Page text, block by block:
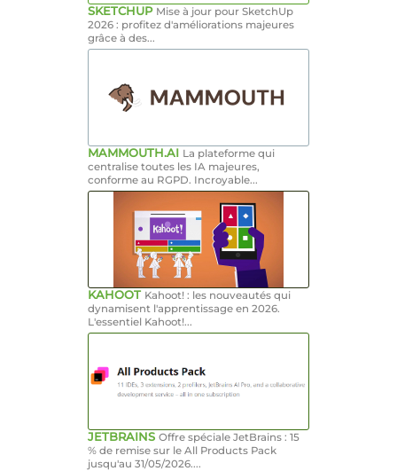
SKETCHUP Mise à jour pour SketchUp
2026 : profitez d'améliorations majeures
grâce à des...
MAMMOUTH.AI La plateforme qui
centralise toutes les IA majeures,
conforme au RGPD. Incroyable...
KAHOOT Kahoot! : les nouveautés qui
dynamisent l'apprentissage en 2026.
L'essentiel Kahoot!...
JETBRAINS Offre spéciale JetBrains : 15
% de remise sur le All Products Pack
jusqu'au 31/05/2026....